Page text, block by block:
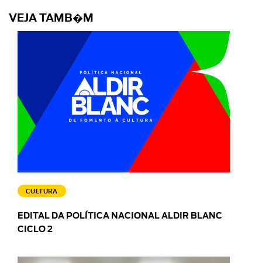
VEJA TAMB�M
CULTURA
EDITAL DA POLÍTICA NACIONAL ALDIR BLANC
CICLO 2